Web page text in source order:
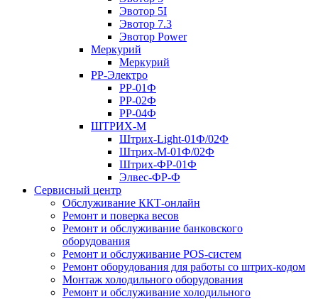
Эвотор 5I
Эвотор 7.3
Эвотор Power
Меркурий
Меркурий
РР-Электро
РР-01Ф
РР-02Ф
РР-04Ф
ШТРИХ-М
Штрих-Light-01Ф/02Ф
Штрих-М-01Ф/02Ф
Штрих-ФР-01Ф
Элвес-ФР-Ф
Сервисный центр
Обслуживание ККТ-онлайн
Ремонт и поверка весов
Ремонт и обслуживание банковского
оборудования
Ремонт и обслуживание POS-систем
Ремонт оборудования для работы со штрих-кодом
Монтаж холодильного оборудования
Ремонт и обслуживание холодильного